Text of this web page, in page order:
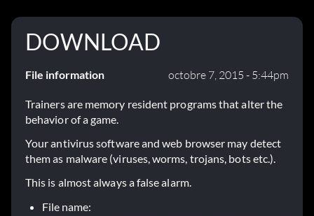
DOWNLOAD
File information octobre 7, 2015 - 5:44pm
Trainers are memory resident programs that alter the
behavior of a game.
Your antivirus software and web browser may detect
them as malware (viruses, worms, trojans, bots etc.).
This is almost always a false alarm.
File name: